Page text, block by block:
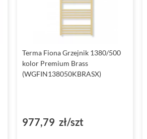
Terma Fiona Grzejnik 1380/500
kolor Premium Brass
(WGFIN138050KBRASX)
977,79 zł/szt